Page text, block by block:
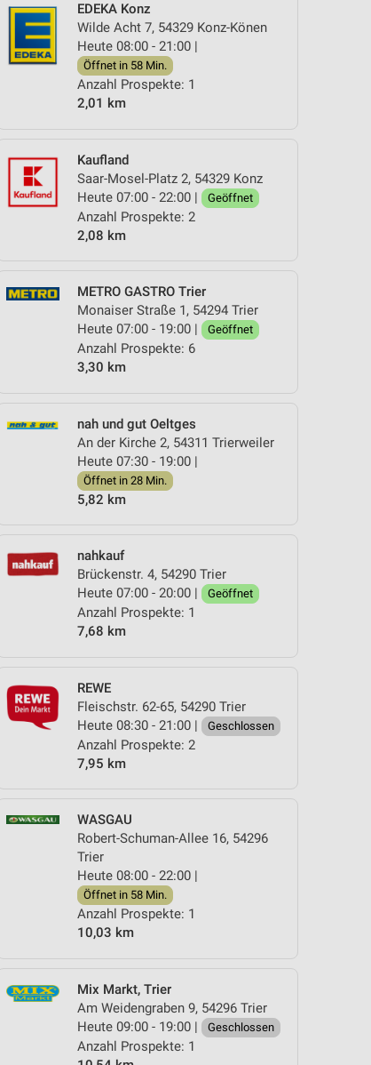
EDEKA Konz
Wilde Acht 7, 54329 Konz-Könen
Heute 08:00 - 21:00 |
Öffnet in 58 Min.
Anzahl Prospekte: 1
2,01 km
Kaufland
Saar-Mosel-Platz 2, 54329 Konz
Heute 07:00 - 22:00 |
Geöffnet
Anzahl Prospekte: 2
2,08 km
METRO GASTRO Trier
Monaiser Straße 1, 54294 Trier
Heute 07:00 - 19:00 |
Geöffnet
Anzahl Prospekte: 6
3,30 km
nah und gut Oeltges
An der Kirche 2, 54311 Trierweiler
Heute 07:30 - 19:00 |
Öffnet in 28 Min.
5,82 km
nahkauf
Brückenstr. 4, 54290 Trier
Heute 07:00 - 20:00 |
Geöffnet
Anzahl Prospekte: 1
7,68 km
REWE
Fleischstr. 62-65, 54290 Trier
Heute 08:30 - 21:00 |
Geschlossen
Anzahl Prospekte: 2
7,95 km
WASGAU
Robert-Schuman-Allee 16, 54296
Trier
Heute 08:00 - 22:00 |
Öffnet in 58 Min.
Anzahl Prospekte: 1
10,03 km
Mix Markt, Trier
Am Weidengraben 9, 54296 Trier
Heute 09:00 - 19:00 |
Geschlossen
Anzahl Prospekte: 1